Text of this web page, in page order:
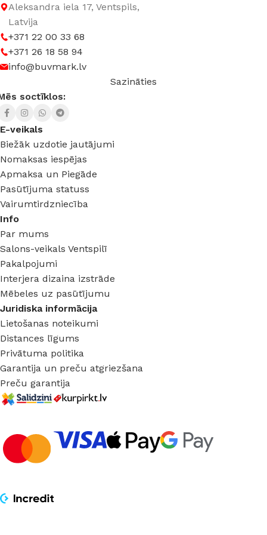
Aleksandra iela 17, Ventspils,
Latvija
+371 22 00 33 68
+371 26 18 58 94
info@buvmark.lv
Sazināties
soctīklos:
E-veikals
Biežāk uzdotie jautājumi
Nomaksas iespējas
Apmaksa un Piegāde
Pasūtījuma statuss
Vairumtirdzniecība
Info
Par mums
Salons-veikals Ventspilī
Pakalpojumi
Interjera dizaina izstrāde
Mēbeles uz pasūtījumu
Juridiska informācija
Lietošanas noteikumi
Distances līgums
Privātuma politika
Garantija un preču atgriezšana
Preču garantija